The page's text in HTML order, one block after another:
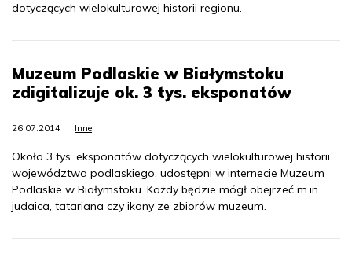
dotyczących wielokulturowej historii regionu.
Muzeum Podlaskie w Białymstoku
zdigitalizuje ok. 3 tys. eksponatów
26.07.2014 Inne
Około 3 tys. eksponatów dotyczących wielokulturowej historii
województwa podlaskiego, udostępni w internecie Muzeum
Podlaskie w Białymstoku. Każdy będzie mógł obejrzeć m.in.
judaica, tatariana czy ikony ze zbiorów muzeum.